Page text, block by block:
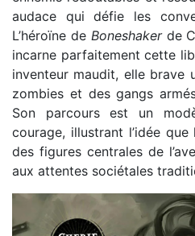
audace qui défie les
L’héroïne de Boneshakerde
incarne parfaitement cette
inventeur maudit, elle brave
zombies et des gangs
Son parcours est un
courage, illustrant l’idée
des figures centrales de
aux attentes sociétales